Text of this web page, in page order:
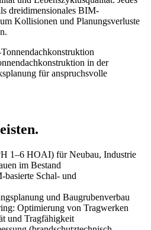
dreidimensionales BIM-
Kollisionen und Planungsverluste
in der
für anspruchsvolle
1–6 HOAI) für Neubau, Industrie
im Bestand
Schal- und
und Baugrubenverbau
Optimierung von Tragwerken
und Tragfähigkeit